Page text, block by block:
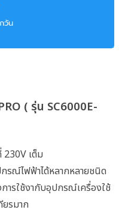
วัน
( รุ่น SC6000E-
230V เต็ม
กรณ์ไฟฟ้าได้หลากหลายชนิด
การใช้งากับอุปกรณ์เครื่องใช้
ยรมาก